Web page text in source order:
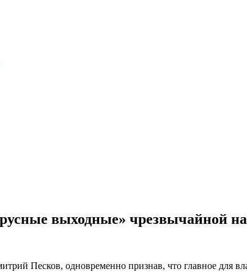
выходные» чрезвычайной
Песков, одновременно признав, что главное для